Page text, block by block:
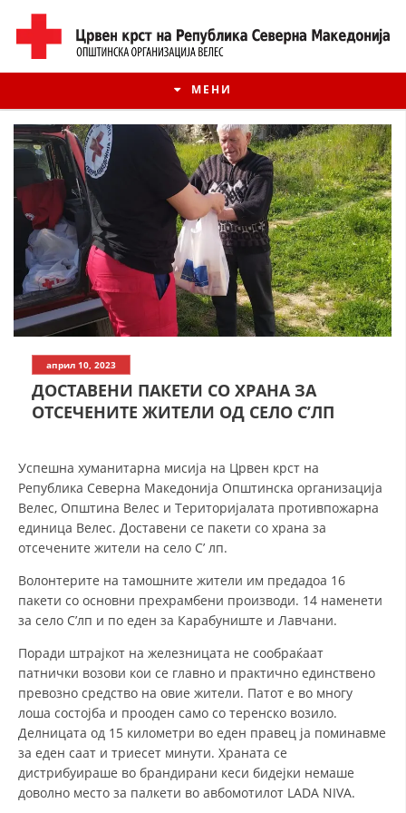
МЕНИ
ИСТОРИЈАТ НА ЦКРМ
ИСТОРИЈАТ НА ДВИЖЕЊЕТО
СТРУКТУРА НА ОРГАНИЗАЦИЈАТА
ЧЛЕНСТВО ВО ПРОФЕСИОНАЛНИ ТЕЛА
ЗАКОН ЗА ЦКРМ
РАКОВОДЕН ОДБОР
СОБРАНИЕ
април 10, 2023
ДОСТАВЕНИ ПАКЕТИ СО ХРАНА ЗА
ОТСЕЧЕНИТЕ ЖИТЕЛИ ОД СЕЛО С’ЛП
Успешна хуманитарна мисија на Црвен крст на
Република Северна Македонија Општинска организација
Велес, Општина Велес и Територијалата противпожарна
единица Велес. Доставени се пакети со храна за
отсечените жители на село С’ лп.
Волонтерите на тамошните жители им предадоа 16
пакети со основни прехрамбени производи. 14 наменети
за село С’лп и по еден за Карабуниште и Лавчани.
Поради штрајкот на железницата не сообраќаат
патнички возови кои се главно и практично единствено
превозно средство на овие жители. Патот е во многу
лоша состојба и прооден само со теренско возило.
Делницата од 15 километри во еден правец ја поминавме
за еден саат и триесет минути. Храната се
дистрибуираше во брандирани кеси бидејки немаше
доволно место за палкети во авбомотилот LADA NIVA.